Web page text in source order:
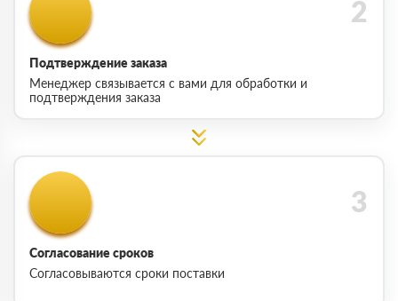
Подтверждение заказа
Менеджер связывается с вами для обработки и
подтверждения заказа
Согласование сроков
Согласовываются сроки поставки